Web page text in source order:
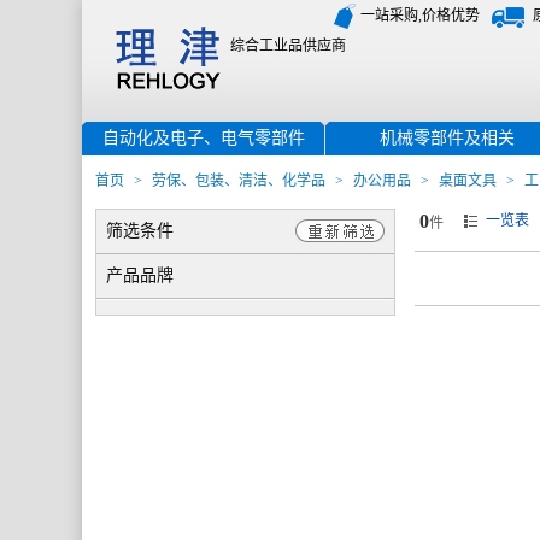
一站采购,价格优势
综合工业品供应商
自动化及电子、电气零部件 机械零部件及相关
首页 > 劳保、包装、清洁、化学品 > 办公用品 > 桌面文具 >
筛选条件
产品品牌
0件 一览表